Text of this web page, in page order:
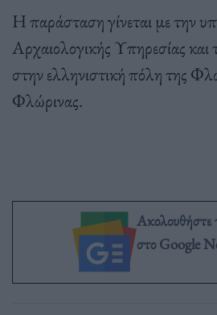
Η παράσταση γίνεται με την
Αρχαιολογικής Υπηρεσίας και
στην ελληνιστική πόλη της
Φλώρινας.
στο Google